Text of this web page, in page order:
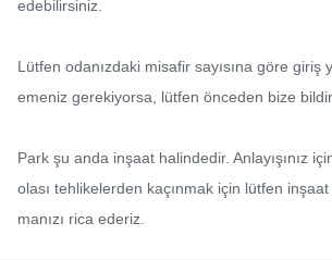
edebilirsiniz.
Lütfen odanızdaki misafir sayısına göre giriş
emeniz gerekiyorsa, lütfen önceden bize
Park şu anda inşaat halindedir. Anlayışınız
olası tehlikelerden kaçınmak için lütfen
manızı rica ederiz.